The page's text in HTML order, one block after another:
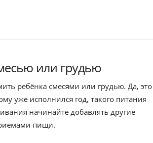
или грудью
ребёнка смесями или грудью. Да, это
уже исполнился год, такого питания
начинайте добавлять другие
пищи.